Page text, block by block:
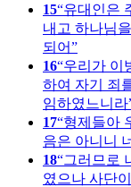
15 유대인은
내고 하나님
되어
16 우리가 이
하여 자기 죄
임하였느니라
17 형제들아
음은 아니니
18 그러므로
였으나 사단